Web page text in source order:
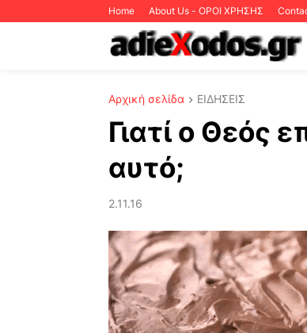
Home About Us - ΟΡΟΙ ΧΡΗΣΗΣ
Αρχική σελίδα ΕΙΔΗΣΕΙΣ
Γιατί ο Θεός
αυτό;
2.11.16